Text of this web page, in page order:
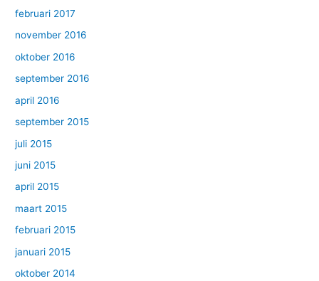
februari 2017
november 2016
oktober 2016
september 2016
april 2016
september 2015
juli 2015
juni 2015
april 2015
maart 2015
februari 2015
januari 2015
oktober 2014